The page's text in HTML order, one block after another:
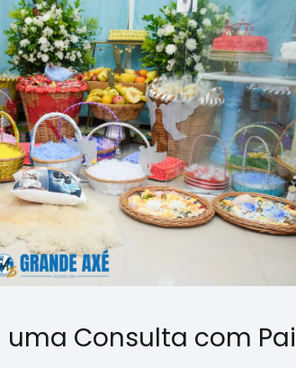
Consulta com Pai